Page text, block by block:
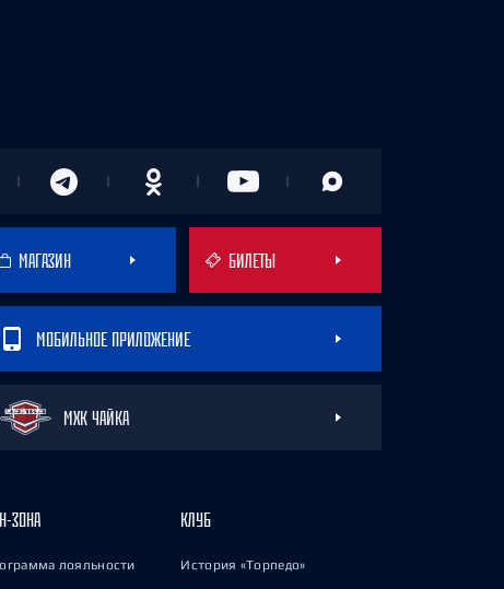
МАГАЗИН БИЛЕТЫ
МОБИЛЬНОЕ ПРИЛОЖЕНИЕ
МХК ЧАЙКА
ЗОНА
лояльности
КЛУБ
История «Торпедо»